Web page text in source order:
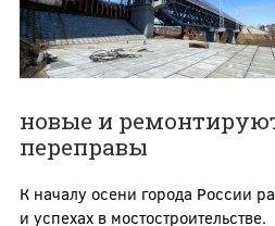
новые и
переправы
К началу осени города России
и успехах в мостостроительстве.